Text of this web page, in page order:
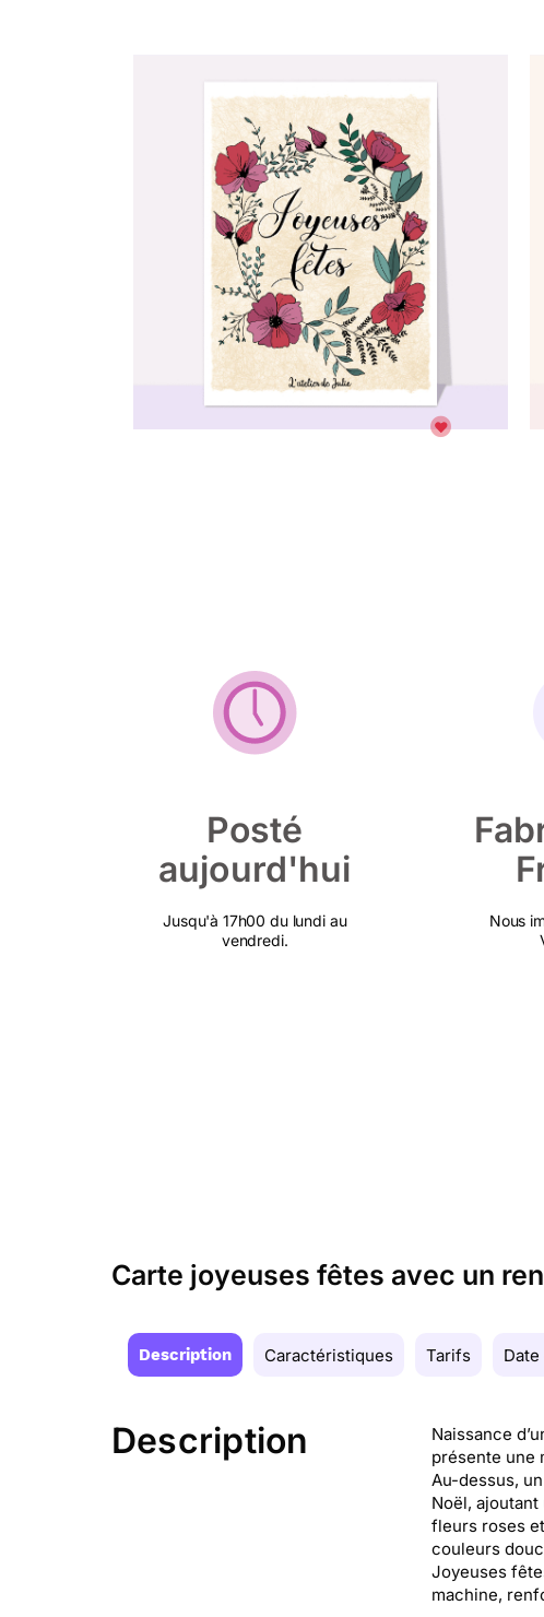
Posté
aujourd'hui
Jusqu'à 17h00 du lundi au
vendredi.
Nous
Carte joyeuses fêtes avec un
Description Caractéristiques Tarifs
Description
Naissance
présente une
Au-dessus,
Noël,
fleurs roses
couleurs
Joyeuses
machine,